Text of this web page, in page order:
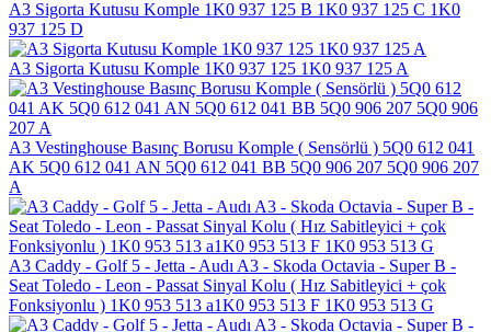
A3 Sigorta Kutusu Komple 1K0 937 125 B 1K0 937 125 C 1K0
937 125 D
A3 Sigorta Kutusu Komple 1K0 937 125 1K0 937 125 A
A3 Vestinghouse Basınç Borusu Komple ( Sensörlü ) 5Q0 612 041
AK 5Q0 612 041 AN 5Q0 612 041 BB 5Q0 906 207 5Q0 906 207
A
A3 Caddy - Golf 5 - Jetta - Audı A3 - Skoda Octavia - Super B -
Seat Toledo - Leon - Passat Sinyal Kolu ( Hız Sabitleyici + çok
Fonksiyonlu ) 1K0 953 513 a1K0 953 513 F 1K0 953 513 G